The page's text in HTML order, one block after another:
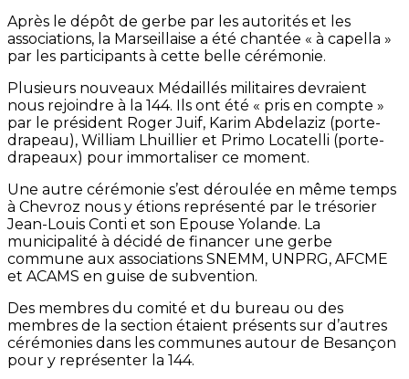
Après le dépôt de gerbe par les autorités et les
associations, la Marseillaise a été chantée « à capella »
par les participants à cette belle cérémonie.
Plusieurs nouveaux Médaillés militaires devraient
nous rejoindre à la 144. Ils ont été « pris en compte »
par le président Roger Juif, Karim Abdelaziz (porte-
drapeau), William Lhuillier et Primo Locatelli (porte-
drapeaux) pour immortaliser ce moment.
Une autre cérémonie s’est déroulée en même temps
à Chevroz nous y étions représenté par le trésorier
Jean-Louis Conti et son Epouse Yolande. La
municipalité à décidé de financer une gerbe
commune aux associations SNEMM, UNPRG, AFCME
et ACAMS en guise de subvention.
Des membres du comité et du bureau ou des
membres de la section étaient présents sur d’autres
cérémonies dans les communes autour de Besançon
pour y représenter la 144.